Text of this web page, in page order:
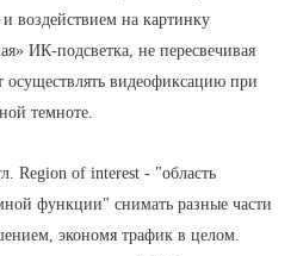
воздействием на картинку
ИК-подсветка, не пересвечивая
осуществлять видеофиксацию при
темноте.
Region of interest - "область
функции" снимать разные части
экономя трафик в целом.